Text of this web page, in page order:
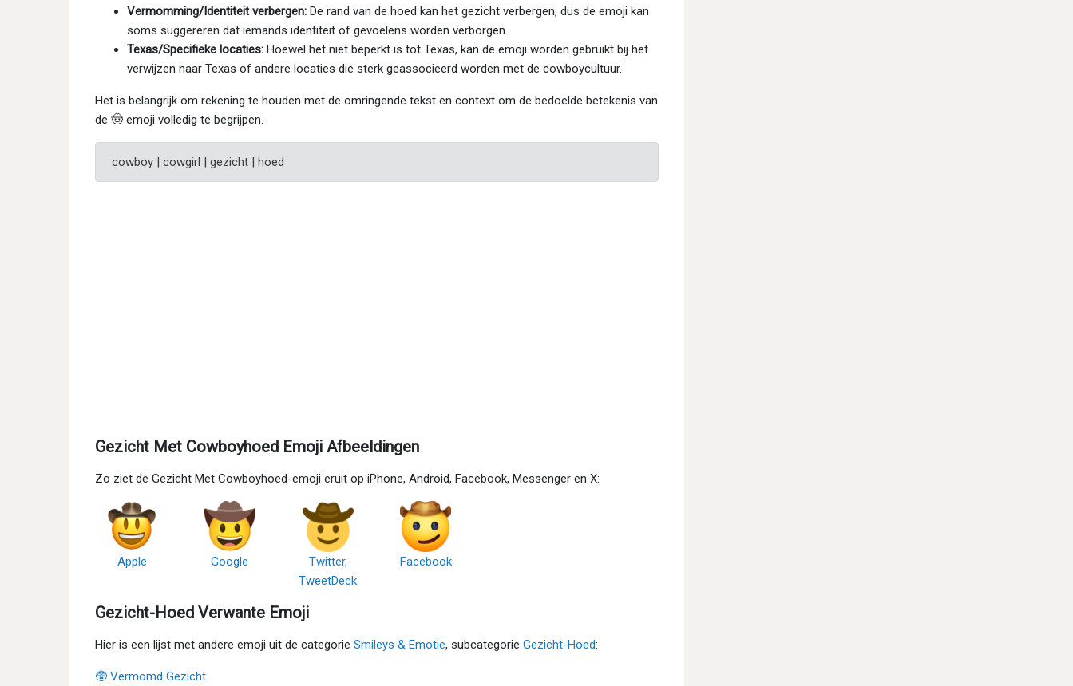
Vermomming/Identiteit verbergen: De rand van de hoed kan het gezicht verbergen, dus de emoji kan
soms suggereren dat iemands identiteit of gevoelens worden verborgen.
Texas/Specifieke locaties: Hoewel het niet beperkt is tot Texas, kan de emoji worden gebruikt bij het
verwijzen naar Texas of andere locaties die sterk geassocieerd worden met de cowboycultuur.
Het is belangrijk om rekening te houden met de omringende tekst en context om de bedoelde betekenis van
de 🤠 emoji volledig te begrijpen.
cowboy | cowgirl | gezicht | hoed
Gezicht Met Cowboyhoed Emoji Afbeeldingen
Zo ziet de Gezicht Met Cowboyhoed-emoji eruit op iPhone, Android, Facebook, Messenger en X:
Apple Google
Twitter,
TweetDeck
Facebook
Gezicht-Hoed Verwante Emoji
Hier is een lijst met andere emoji uit de categorie Smileys & Emotie, subcategorie Gezicht-Hoed:
🥸 Vermomd Gezicht